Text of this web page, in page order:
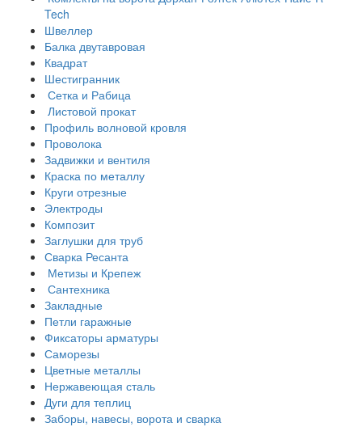
Tech
Швеллер
Балка двутавровая
Квадрат
Шестигранник
Сетка и Рабица
Листовой прокат
Профиль волновой кровля
Проволока
Задвижки и вентиля
Краска по металлу
Круги отрезные
Электроды
Композит
Заглушки для труб
Сварка Ресанта
Метизы и Крепеж
Сантехника
Закладные
Петли гаражные
Фиксаторы арматуры
Саморезы
Цветные металлы
Нержавеющая сталь
Дуги для теплиц
Заборы, навесы, ворота и сварка